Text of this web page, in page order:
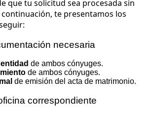
que tu solicitud sea procesada sin
te presentamos los
necesaria
de ambos cónyuges.
de ambos cónyuges.
de emisión del acta de matrimonio.
correspondiente